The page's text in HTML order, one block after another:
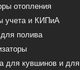
отопления
учета и КИПиА
полива
для кувшинов и для